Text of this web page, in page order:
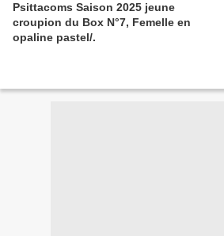
Psittacoms Saison 2025 jeune
croupion du Box N°7, Femelle en
opaline pastel/.